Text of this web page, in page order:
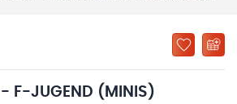
- F-JUGEND (MINIS)